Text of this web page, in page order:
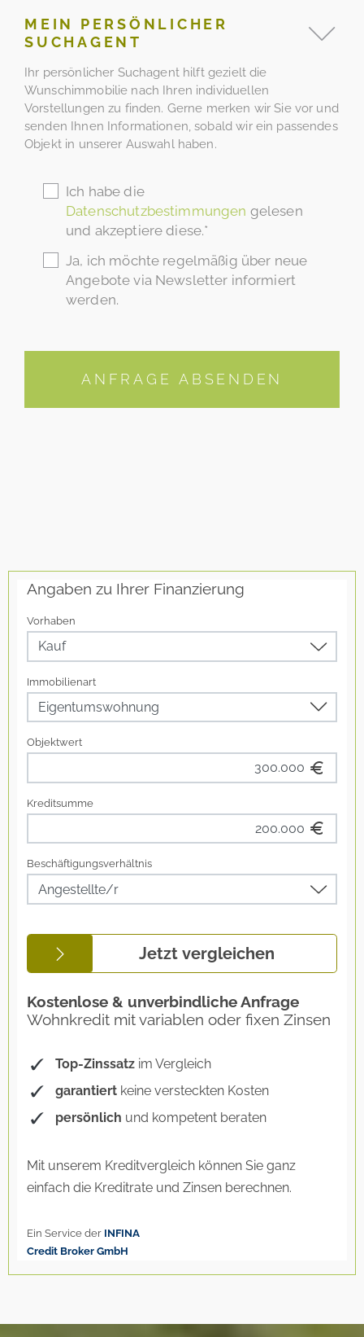
MEIN PERSÖNLICHER
SUCHAGENT
Ihr persönlicher Suchagent hilft gezielt die
Wunschimmobilie nach Ihren individuellen
Vorstellungen zu finden. Gerne merken wir Sie vor und
senden Ihnen Informationen, sobald wir ein passendes
Objekt in unserer Auswahl haben.
Ich habe die
Datenschutzbestimmungen gelesen
und akzeptiere diese.*
Ja, ich möchte regelmäßig über neue
Angebote via Newsletter informiert
werden.
ANFRAGE ABSENDEN